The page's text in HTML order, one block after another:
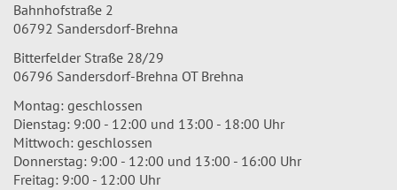
Bahnhofstraße 2
06792 Sandersdorf-Brehna
Bitterfelder Straße 28/29
06796 Sandersdorf-Brehna OT Brehna
Montag: geschlossen
Dienstag: 9:00 - 12:00 und 13:00 - 18:00 Uhr
Mittwoch: geschlossen
Donnerstag: 9:00 - 12:00 und 13:00 - 16:00 Uhr
Freitag: 9:00 - 12:00 Uhr